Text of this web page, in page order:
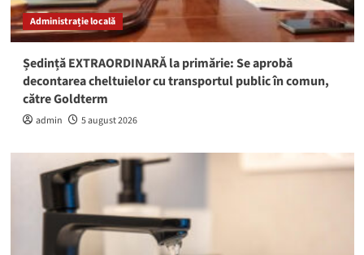
Administrație locală
Ședință EXTRAORDINARĂ la primărie: Se aprobă
decontarea cheltuielor cu transportul public în comun,
către Goldterm
admin 5 august 2026